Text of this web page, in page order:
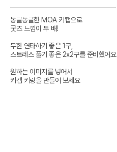
동글동글한 MOA 키캡으로
굿즈 느낌이 두 배!
무한 연타하기 좋은 1구,
스트레스 풀기 좋은 2x2구를 준비했어요
원하는 이미지를 넣어서
키캡 키링을 만들어 보세요